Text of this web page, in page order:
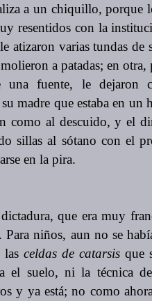
a un chiquillo, porque
resentidos con la
atizaron varias tundas
a patadas; en
una fuente, le dejaron
madre que estaba en un
como al descuido, y el
sillas al sótano con el
en la pira.
que era muy
niños, aun no se
las celdas de catarsis que
el suelo, ni la técnica
y ya está; no como